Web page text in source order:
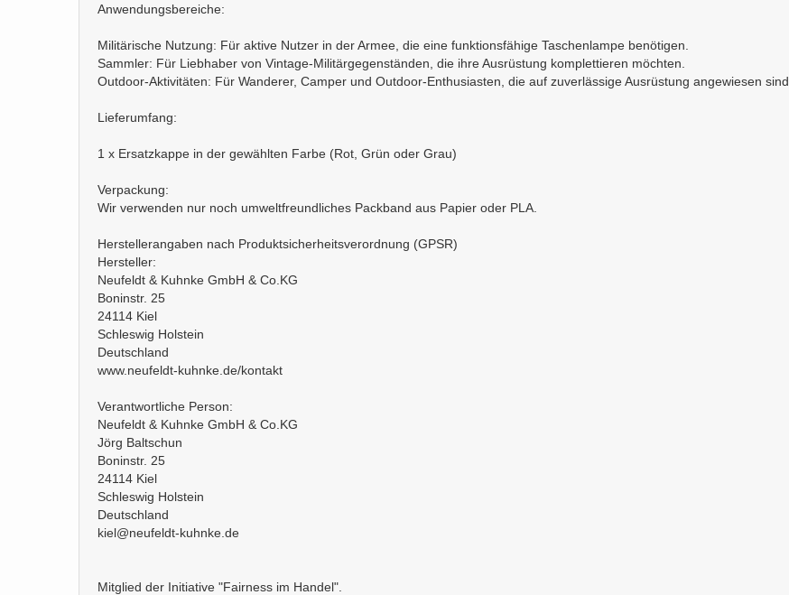
Anwendungsbereiche:
Militärische Nutzung: Für aktive Nutzer in der Armee, die eine funktionsfähige Taschenlampe benötigen.
Sammler: Für Liebhaber von Vintage-Militärgegenständen, die ihre Ausrüstung komplettieren möchten.
Outdoor-Aktivitäten: Für Wanderer, Camper und Outdoor-Enthusiasten, die auf zuverlässige Ausrüstung angewiesen sind.
Lieferumfang:
1 x Ersatzkappe in der gewählten Farbe (Rot, Grün oder Grau)
Verpackung:
Wir verwenden nur noch umweltfreundliches Packband aus Papier oder PLA.
Herstellerangaben nach Produktsicherheitsverordnung (GPSR)
Hersteller:
Neufeldt & Kuhnke GmbH & Co.KG
Boninstr. 25
24114 Kiel
Schleswig Holstein
Deutschland
www.neufeldt-kuhnke.de/kontakt
Verantwortliche Person:
Neufeldt & Kuhnke GmbH & Co.KG
Jörg Baltschun
Boninstr. 25
24114 Kiel
Schleswig Holstein
Deutschland
kiel@neufeldt-kuhnke.de
Mitglied der Initiative "Fairness im Handel".